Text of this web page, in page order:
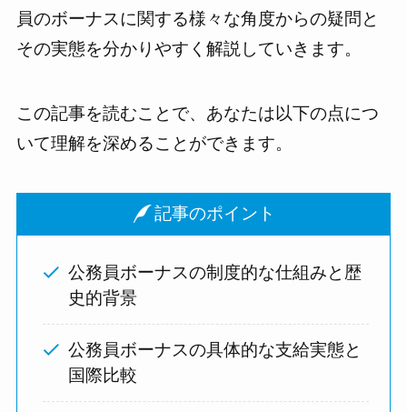
員のボーナスに関する様々な角度からの疑問と
その実態を分かりやすく解説していきます。
この記事を読むことで、あなたは以下の点につ
いて理解を深めることができます。
記事のポイント
公務員ボーナスの制度的な仕組みと歴
史的背景
公務員ボーナスの具体的な支給実態と
国際比較